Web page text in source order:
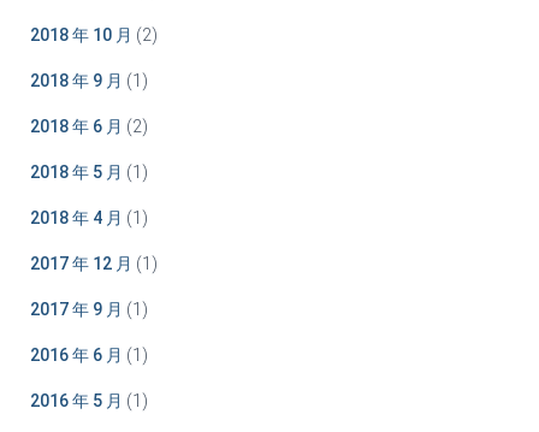
2018 年 10 月 (2)
2018 年 9 月 (1)
2018 年 6 月 (2)
2018 年 5 月 (1)
2018 年 4 月 (1)
2017 年 12 月 (1)
2017 年 9 月 (1)
2016 年 6 月 (1)
2016 年 5 月 (1)